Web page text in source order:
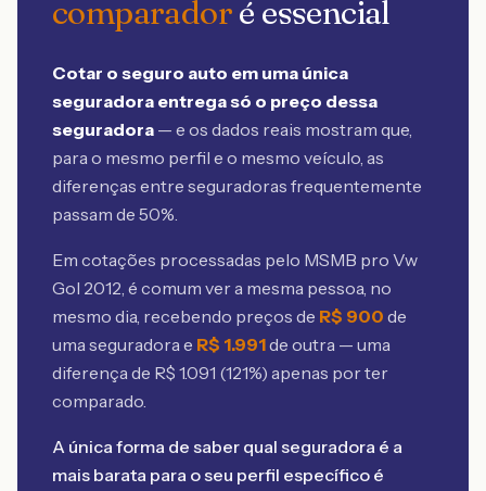
comparadoré essencial
Cotar o seguro auto em uma única
seguradora entrega só o preço dessa
seguradora — e os dados reais mostram que,
para o mesmo perfil e o mesmo veículo, as
diferenças entre seguradoras frequentemente
passam de 50%.
Em cotações processadas pelo MSMB pro Vw
Gol 2012, é comum ver a mesma pessoa, no
mesmo dia, recebendo preços de R$ 900 de
uma seguradora e R$ 1.991de outra — uma
diferença de R$ 1.091 (121%) apenas por ter
comparado.
A única forma de saber qual seguradora é a
mais barata para o seu perfil específico é